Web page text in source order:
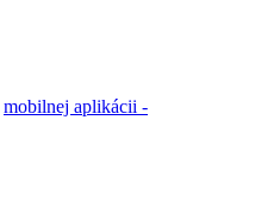
mobilnej aplikácii -